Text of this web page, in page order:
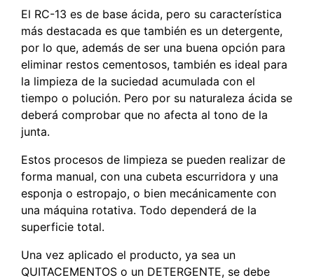
El RC-13 es de base ácida, pero su característica
más destacada es que también es un detergente,
por lo que, además de ser una buena opción para
eliminar restos cementosos, también es ideal para
la limpieza de la suciedad acumulada con el
tiempo o polución. Pero por su naturaleza ácida se
deberá comprobar que no afecta al tono de la
junta.
Estos procesos de limpieza se pueden realizar de
forma manual, con una cubeta escurridora y una
esponja o estropajo, o bien mecánicamente con
una máquina rotativa. Todo dependerá de la
superficie total.
Una vez aplicado el producto, ya sea un
QUITACEMENTOS o un DETERGENTE, se debe